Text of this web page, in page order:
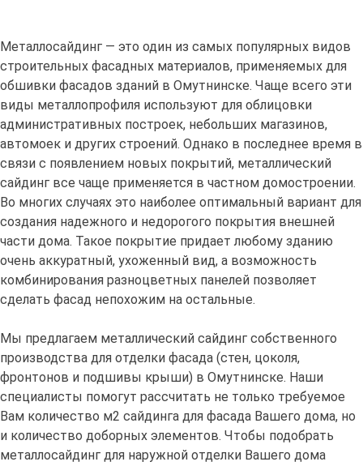
Металлосайдинг — это один из самых популярных видов
строительных фасадных материалов, применяемых для
обшивки фасадов зданий в Омутнинске. Чаще всего эти
виды металлопрофиля используют для облицовки
административных построек, небольших магазинов,
автомоек и других строений. Однако в последнее время в
связи с появлением новых покрытий, металлический
сайдинг все чаще применяется в частном домостроении.
Во многих случаях это наиболее оптимальный вариант для
создания надежного и недорогого покрытия внешней
части дома. Такое покрытие придает любому зданию
очень аккуратный, ухоженный вид, а возможность
комбинирования разноцветных панелей позволяет
сделать фасад непохожим на остальные.
Мы предлагаем металлический сайдинг собственного
производства для отделки фасада (стен, цоколя,
фронтонов и подшивы крыши) в Омутнинске. Наши
специалисты помогут рассчитать не только требуемое
Вам количество м2 сайдинга для фасада Вашего дома, но
и количество доборных элементов. Чтобы подобрать
металлосайдинг для наружной отделки Вашего дома